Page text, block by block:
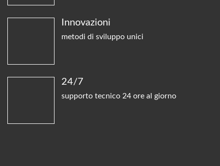
Innovazioni
metodi di sviluppo unici
24/7
supporto tecnico 24 ore al giorno